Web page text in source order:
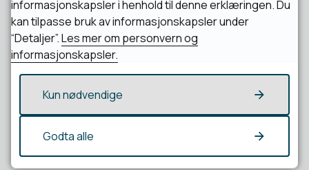
til å følge bedriftens videre utvikling.
Publisert 10.02.2026 14:34
Sist endret 10.02.2026 14:34
informasjonskapsler i henhold til denne erklæringen. Du
kan tilpasse bruk av informasjonskapsler under
“Detaljer”.Les mer om personvern og
informasjonskapsler.
Kun nødvendige
Godta alle